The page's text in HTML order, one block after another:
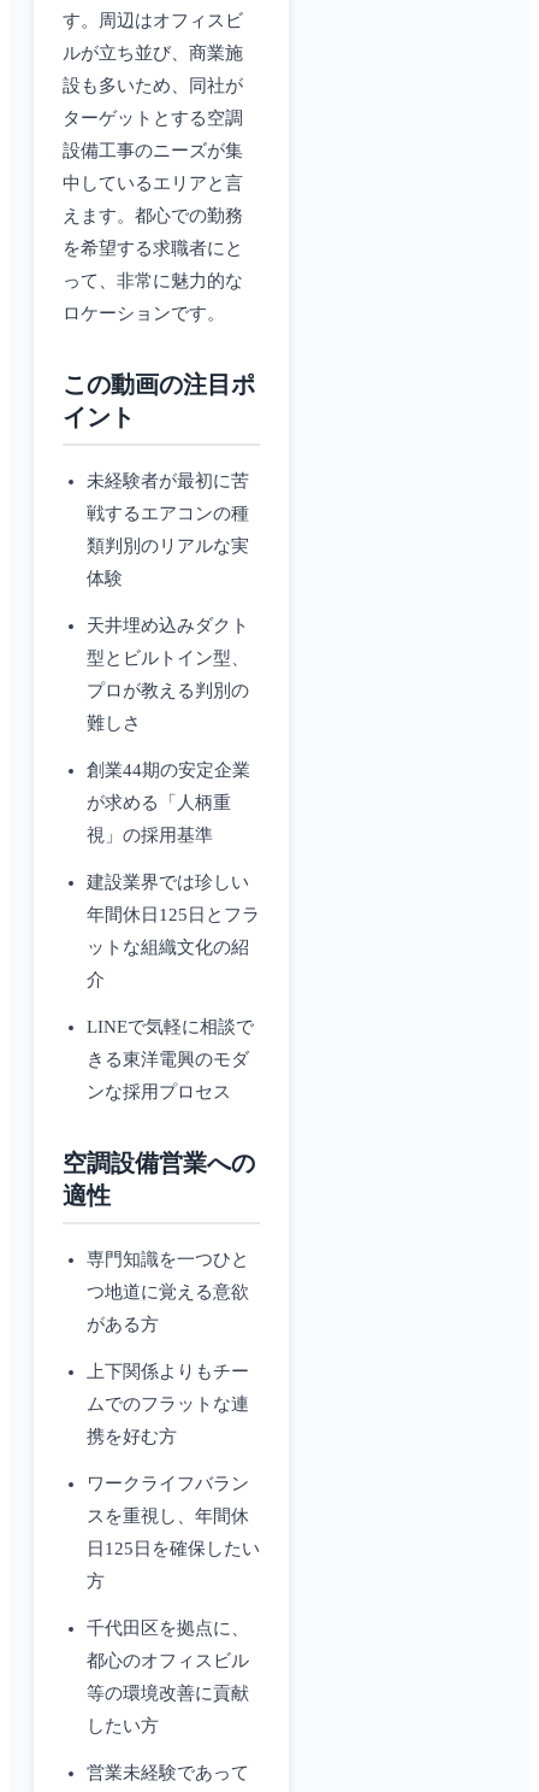
す。周辺はオフィスビ
ルが立ち並び、商業施
設も多いため、同社が
ターゲットとする空調
設備工事のニーズが集
中しているエリアと言
えます。都心での勤務
を希望する求職者にと
って、非常に魅力的な
ロケーションです。
この動画の注目ポ
イント
未経験者が最初に苦
戦するエアコンの種
類判別のリアルな実
体験
天井埋め込みダクト
型とビルトイン型、
プロが教える判別の
難しさ
創業44期の安定企業
が求める「人柄重
視」の採用基準
建設業界では珍しい
年間休日125日とフラ
ットな組織文化の紹
介
LINEで気軽に相談で
きる東洋電興のモダ
ンな採用プロセス
空調設備営業への
適性
専門知識を一つひと
つ地道に覚える意欲
がある方
上下関係よりもチー
ムでのフラットな連
携を好む方
ワークライフバラン
スを重視し、年間休
日125日を確保したい
方
千代田区を拠点に、
都心のオフィスビル
等の環境改善に貢献
したい方
営業未経験であって